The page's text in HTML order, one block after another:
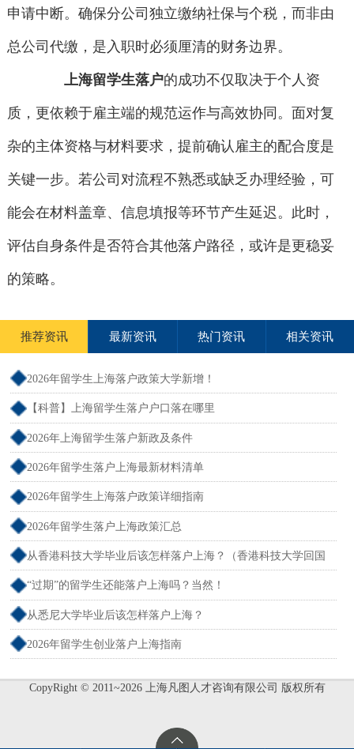
申请中断。确保分公司独立缴纳社保与个税，而非由
总公司代缴，是入职时必须厘清的财务边界。
上海留学生落户的成功不仅取决于个人资
质，更依赖于雇主端的规范运作与高效协同。面对复
杂的主体资格与材料要求，提前确认雇主的配合度是
关键一步。若公司对流程不熟悉或缺乏办理经验，可
能会在材料盖章、信息填报等环节产生延迟。此时，
评估自身条件是否符合其他落户路径，或许是更稳妥
的策略。
推荐资讯 最新资讯 热门资讯 相关资讯
2026年留学生上海落户政策大学新增！
【科普】上海留学生落户户口落在哪里
2026年上海留学生落户新政及条件
2026年留学生落户上海最新材料清单
2026年留学生上海落户政策详细指南
2026年留学生落户上海政策汇总
从香港科技大学毕业后该怎样落户上海？（香港科技大学回国
就业）
“过期”的留学生还能落户上海吗？当然！
从悉尼大学毕业后该怎样落户上海？
2026年留学生创业落户上海指南
CopyRight © 2011~2026 上海凡图人才咨询有限公司 版权所有